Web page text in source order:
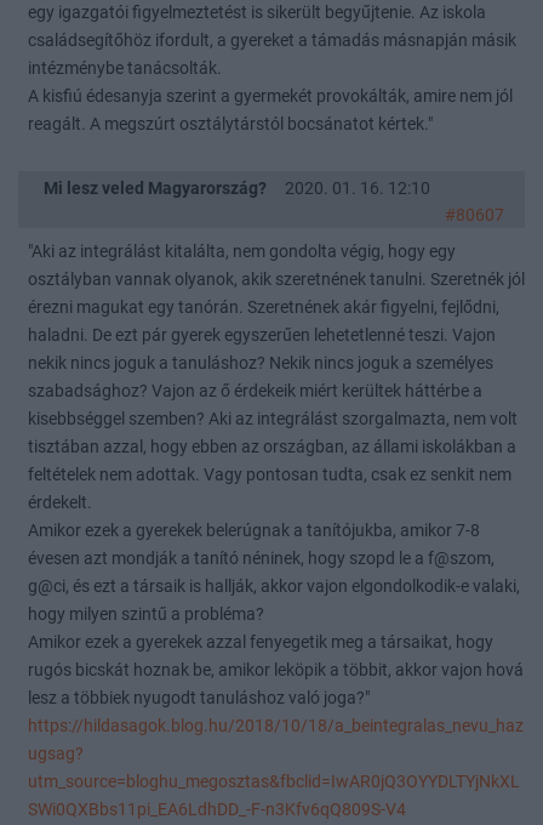
egy igazgatói figyelmeztetést is sikerült begyűjtenie. Az iskola
családsegítőhöz ifordult, a gyereket a támadás másnapján másik
intézménybe tanácsolták.
A kisfiú édesanyja szerint a gyermekét provokálták, amire nem jól
reagált. A megszúrt osztálytárstól bocsánatot kértek."
Mi lesz veled Magyarország?
2020. 01. 16. 12:10
#80607
"Aki az integrálást kitalálta, nem gondolta végig, hogy egy
osztályban vannak olyanok, akik szeretnének tanulni. Szeretnék jól
érezni magukat egy tanórán. Szeretnének akár figyelni, fejlődni,
haladni. De ezt pár gyerek egyszerűen lehetetlenné teszi. Vajon
nekik nincs joguk a tanuláshoz? Nekik nincs joguk a személyes
szabadsághoz? Vajon az ő érdekeik miért kerültek háttérbe a
kisebbséggel szemben? Aki az integrálást szorgalmazta, nem volt
tisztában azzal, hogy ebben az országban, az állami iskolákban a
feltételek nem adottak. Vagy pontosan tudta, csak ez senkit nem
érdekelt.
Amikor ezek a gyerekek belerúgnak a tanítójukba, amikor 7-8
évesen azt mondják a tanító néninek, hogy szopd le a f@szom,
g@ci, és ezt a társaik is hallják, akkor vajon elgondolkodik-e valaki,
hogy milyen szintű a probléma?
Amikor ezek a gyerekek azzal fenyegetik meg a társaikat, hogy
rugós bicskát hoznak be, amikor leköpik a többit, akkor vajon hová
lesz a többiek nyugodt tanuláshoz való joga?"
https://hildasagok.blog.hu/2018/10/18/a_beintegralas_nevu_haz
ugsag?
utm_source=bloghu_megosztas&fbclid=IwAR0jQ3OYYDLTYjNkXL
SWi0QXBbs11pi_EA6LdhDD_-F-n3Kfv6qQ809S-V4